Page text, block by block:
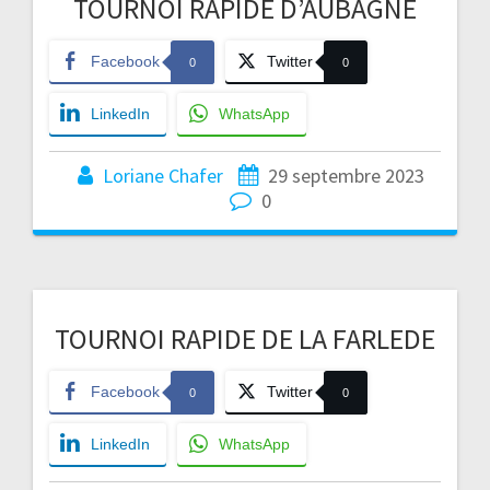
TOURNOI RAPIDE D’AUBAGNE
Facebook 0 Twitter 0
LinkedIn WhatsApp
Loriane Chafer
29 septembre 2023
0
TOURNOI RAPIDE DE LA FARLEDE
Facebook 0 Twitter 0
LinkedIn WhatsApp